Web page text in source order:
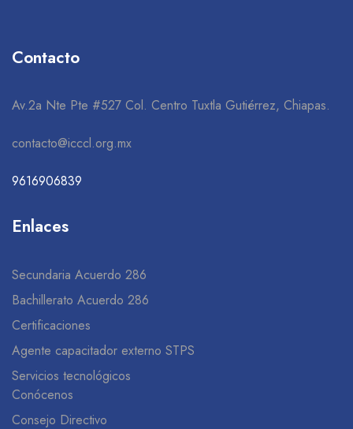
Contacto
Av.2a Nte Pte #527 Col. Centro Tuxtla Gutiérrez, Chiapas.
contacto@icccl.org.mx
9616906839
Enlaces
Secundaria Acuerdo 286
Bachillerato Acuerdo 286
Certificaciones
Agente capacitador externo STPS
Servicios tecnológicos
Conócenos
Consejo Directivo